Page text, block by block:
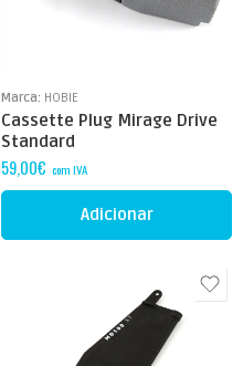
Marca: HOBIE
Cassette Plug Mirage Drive
Standard
59,00€ com IVA
Adicionar